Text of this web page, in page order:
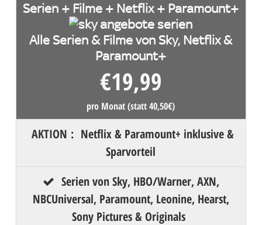
Serien + Filme + Netflix + Paramount+
Alle Serien & Filme von Sky, Netflix &
Paramount+
€19,99
pro Monat (statt 40,50€)
AKTION : Netflix & Paramount+ inklusive &
Sparvorteil
Serien von Sky, HBO/Warner, AXN,
NBCUniversal, Paramount, Leonine, Hearst,
Sony Pictures & Originals